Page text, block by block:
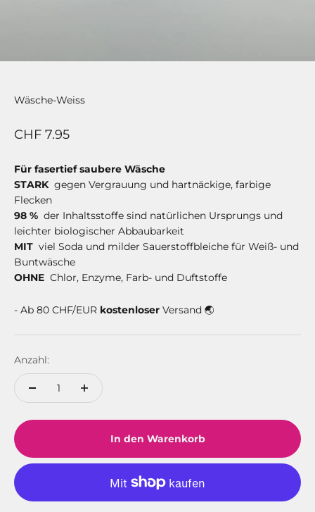
Wäsche-Weiss
Angebot
CHF 7.95
Für fasertief saubere Wäsche
STARKgegen Vergrauung und hartnäckige, farbige
Flecken
98 % der Inhaltsstoffe sind natürlichen Ursprungs und
leichter biologischer Abbaubarkeit
MIT viel Soda und milder Sauerstoffbleiche für Weiß- und
Buntwäsche
OHNE Chlor, Enzyme, Farb- und Duftstoffe
- Ab 80 CHF/EUR kostenloser Versand 🌏
Anzahl:
In den Warenkorb